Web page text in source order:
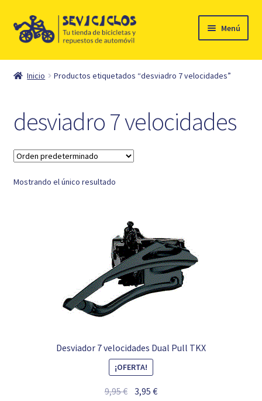
Ir
Ir
al
Menú
Inicio
menú
hijo
Automóvil
Mi cuenta
Contacto
Inicio Productos etiquetados “desviadro 7 velocidades”
desviadro 7 velocidades
Mostrando el único resultado
Desviador 7 velocidades Dual Pull TKX
¡OFERTA!
9,95€ El3,95€El